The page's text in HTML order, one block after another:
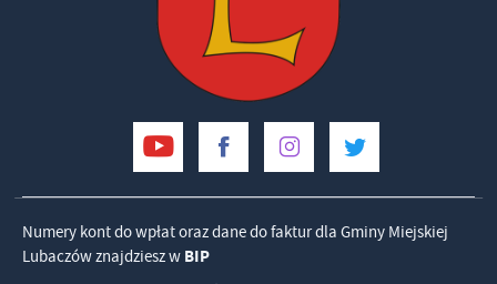
Numery kont do wpłat oraz dane do faktur dla Gminy Miejskiej
Lubaczów znajdziesz w BIP